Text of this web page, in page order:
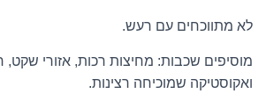
לא מתווכחים עם רעש.
מוסיפים שכבות: מחיצות רכות, אזורי שקט,
ואקוסטיקה שמוכיחה רצינות.